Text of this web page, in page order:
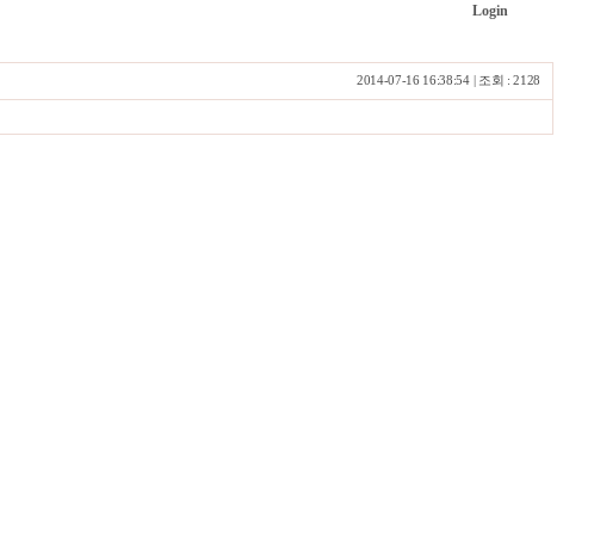
Login
2014-07-16 16:38:54 | 조회 : 2128